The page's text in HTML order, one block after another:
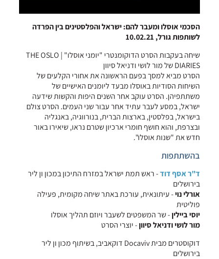
הסכמי אוסלו ומעבר להם: ישראל והפלסטינים בין הפרדה
לשותפות גורל, 10.02.21
שיחה בעקבות הסרט הדוקומנטרי "יומני אוסלו" | THE OSLO
DIARIES של מור לושי ודניאל סיוון
הסרט מביא למסך בפעם הראשונה את אחורי הקלעים של
השיחות הסודיות באוסלו מבעד ליומנים האישיים של
משתתפיהן. הסרט עוקב אחר השנים היפות והקשות שידעה
ישראל, במסע לעבר עתיד אחר עבור שני העמים. הסרט צולם
בישראל, בפלסטין, בארצות הברית, בנורווגיה, באנגליה
ובצרפת, והוא חושף חומרי ארכיון שטרם נראו, שיאירו באור
חדש את "שנות אוסלו".
בהשתתפות
ד"ר אסף דוד- ראש תמת ישראל במזרח התיכון במכון ון ליר
בירושלים
אורלי נוי- עיתונאית, עורכת באתר שיחה מקומית, פעילה
פוליטית
יוסי ביילין- שר המשפטים לשעבר ויוזם תהליך אוסלו
מור לושי ודניאל סיוון- יוצרי הסרט
דוקוסטרים מבית Docaviv דוקאביב, בשיתוף מכון ון ליר
בירושלים